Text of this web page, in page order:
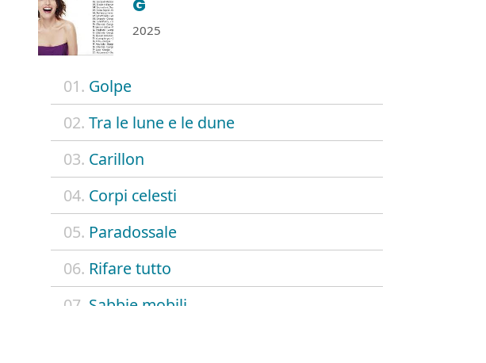
G
2025
01. Golpe
02. Tra le lune e le dune
03. Carillon
04. Corpi celesti
05. Paradossale
06. Rifare tutto
07. Sabbie mobili